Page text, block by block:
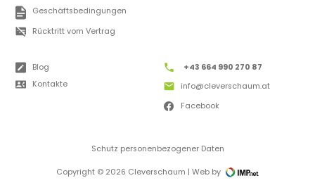
Geschäftsbedingungen
Rücktritt vom Vertrag
Blog
Kontakte
+43 664 990 270 87
info@cleverschaum.at
Facebook
Schutz personenbezogener Daten
Copyright © 2026 Cleverschaum | Web by